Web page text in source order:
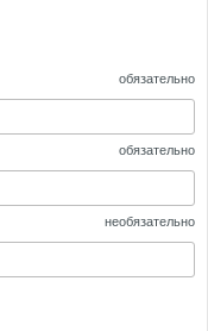
обязательно
обязательно
необязательно